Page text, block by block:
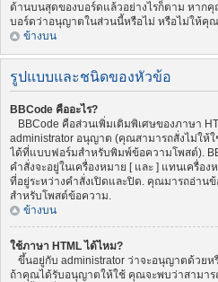
ด้านบนสุดของบอร์ดแล้วอย่างไรก็ตาม หาก
บอร์ดว่าอนุญาตในส่วนนี้หรือไม่ หรือไม่ให้คุณ
ข้างบน
รูปแบบและชนิดของหัวข้อ
BBCode คืออะไร?
BBCode คือส่วนเพิ่มเติมพิเศษของภาษา
administrator อนุญาต (คุณสามารถสั่งไม่ให้
ได้ที่แบบฟอร์มสำหรับพิมพ์ข้อความโพสต์).
คำสั่งจะอยู่ในเครื่องหมาย [ และ ] แทนเครื่อ
ที่อยู่ระหว่างคำสั่งเปิดและปิด. คุณมารถอ่าน
สำหรับโพสต์ข้อความ.
ข้างบน
ใช้ภาษา HTML ได้ไหม?
ขึ้นอยู่กับ administrator ว่าจะอนุญาตด้วย
ถ้าคุณได้รับอนุญาตให้ใช้ คุณจะพบว่าสามาร